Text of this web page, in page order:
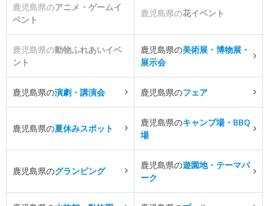
鹿児島県のアニメ・ゲームイ
ベント
鹿児島県の花イベント
鹿児島県の動物ふれあいイベ
ント
鹿児島県の美術展・博物展・
展示会
鹿児島県の演劇・講演会 鹿児島県のフェア
鹿児島県の夏休みスポット
鹿児島県のキャンプ場・BBQ
場
鹿児島県のグランピング
鹿児島県の遊園地・テーマパ
ーク